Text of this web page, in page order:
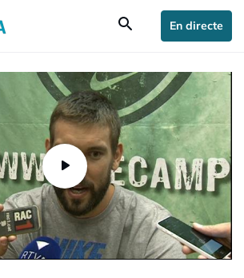
search En directe